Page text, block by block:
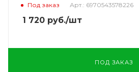
Под заказ Арт.: 6970543578226
1 720 руб./шт
ПОД ЗАКАЗ